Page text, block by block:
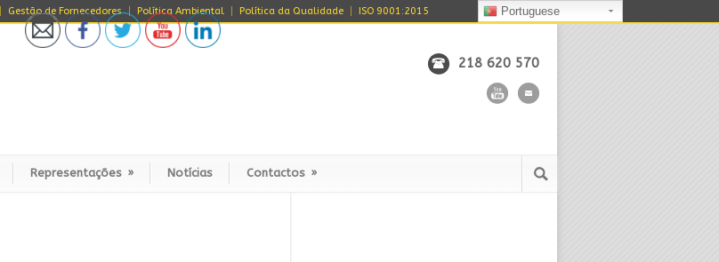
Gestão de Fornecedores Política Ambiental Política da Qualidade ISO 9001:2015
218 620 570
Representações » Notícias Contactos »
Portuguese